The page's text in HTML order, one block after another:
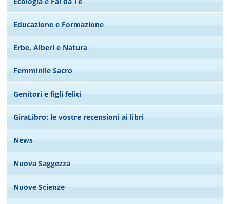
Educazione e Formazione
Erbe, Alberi e Natura
Femminile Sacro
Genitori e figli felici
GiraLibro: le vostre recensioni ai libri
News
Nuova Saggezza
Nuove Scienze